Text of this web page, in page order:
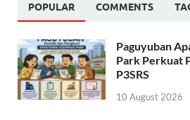
POPULAR COMMENTS
Paguyuban
Park Perkuat
P3SRS
10 August 2026